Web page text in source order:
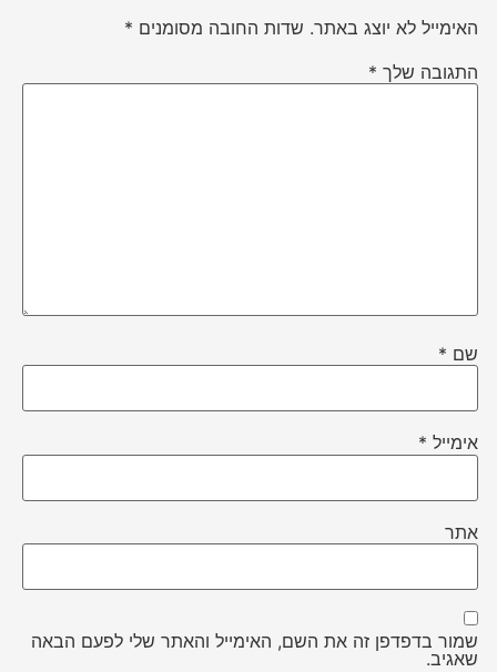
האימייל לא יוצג באתר. שדות החובה מסומנים *
התגובה שלך *
שם *
אימייל *
אתר
שמור בדפדפן זה את השם, האימייל והאתר שלי לפעם הבאה
שאגיב.